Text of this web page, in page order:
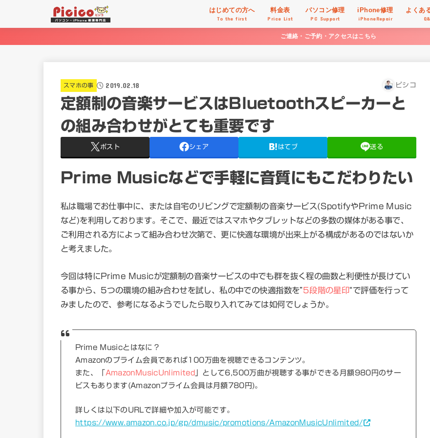
はじめての方へ
To the first
料金表
Price List
パソコン修理
PC Support
iPhone修理
iPhoneRepair
よくあ
ご連絡・ご予約・アクセスはこちら
スマホの事 2019.02.18 ピシコ
定額制の音楽サービスはBluetoothスピーカーと
の組み合わせがとても重要です
ポスト シェア はてブ 送る
Prime Musicなどで手軽に音質にもこだわりたい
私は職場でお仕事中に、または自宅のリビングで定額制の音楽サービス(SpotifyやPrime Music
など)を利用しております。そこで、最近ではスマホやタブレットなどの多数の媒体がある事で、
ご利用される方によって組み合わせ次第で、更に快適な環境が出来上がる構成があるのではないか
と考えました。
今回は特にPrime Musicが定額制の音楽サービスの中でも群を抜く程の曲数と利便性が長けてい
る事から、5つの環境の組み合わせを試し、私の中での快適指数を”5段階の星印“で評価を行って
みましたので、参考になるようでしたら取り入れてみては如何でしょうか。
Prime Musicとはなに？
Amazonのプライム会員であれば100万曲を視聴できるコンテンツ。
また、「 AmazonMusicUnlimited
」として6,500万曲が視聴する事ができる月額980円のサー
ビスもあります(Amazonプライム会員は月額780円)。
詳しくは以下のURLで詳細や加入が可能です。
https://www.amazon.co.jp/gp/dmusic/promotions/AmazonMusicUnlimited/